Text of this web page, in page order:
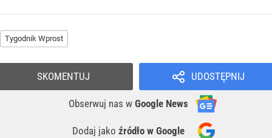
Tygodnik Wprost
UDOSTĘPNIJ
Obserwuj nas w Google News
Dodaj jako źródło w Google
SKOMENTUJ